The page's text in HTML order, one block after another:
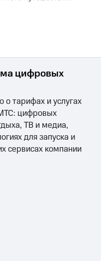
цифровых
о тарифах и услугах
цифровых
ТВ и медиа,
для запуска и
сервисах компании